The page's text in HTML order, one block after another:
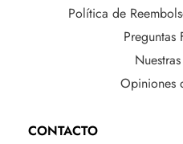
Política de
Preguntas
Opiniones
CONTACTO